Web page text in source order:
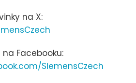
na X:
Facebooku:
SiemensCzech